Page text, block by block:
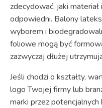
zdecydować, jaki
odpowiedni. Balony
wyborem i
foliowe mogą być
zazwyczaj dłużej
Jeśli chodzi o kształty,
logo Twojej firmy lub
marki przez